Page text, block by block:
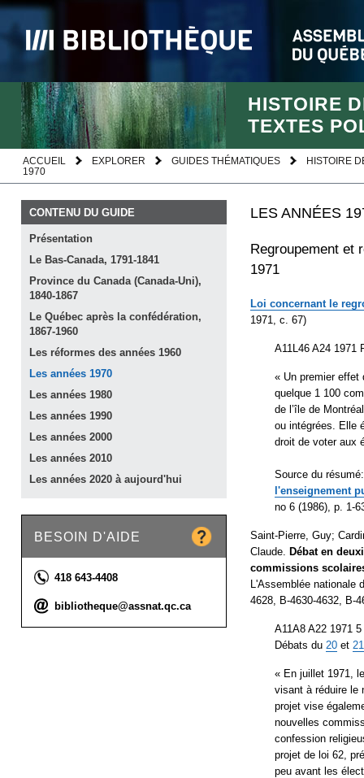
HISTOIRE
TEXTES
ACCUEIL EXPLORER GUIDES THÉMATIQUES
HISTOIRE
1970
CONTENU DU GUIDE
Présentation
Le Bas-Canada, 1791-1841
Province du Canada (Canada-Uni),
1840-1867
Le Québec après la confédération,
1867-1960
Les réformes des années 1960
Les années 1970
Les années 1980
Les années 1990
Les années 2000
Les années 2010
Les années 2020 à aujourd'hui
BESOIN D'AIDE
Téléphone :
418 643-4408
Courriel :
bibliotheque@assnat.qc.ca
LES ANNÉES
Regroupement et
1971
Loi concernant le
1971, c. 67)
A11L46 A24 1971
« Un premier effet
quelque 1 100
de l’île de
ou intégrées. Elle
droit de voter aux
Source du
l'enseignement
no 6 (1986), p. 1-
Saint-Pierre, Guy;
Claude. Débat en
commissions
L'Assemblée nationale
4628, B-4630-4632, B-
A11A8 A22 1971 5
Débats du 20et
« En juillet 1971,
visant à réduire le
projet vise
nouvelles
confession
projet de loi 62,
peu avant les